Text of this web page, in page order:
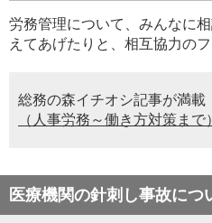
労務管理について、みんなに
えてあげたりと、相互協力の
総務の森イチオシ記事が満載
（人事労務～働き方対策まで）
医療機関の針刺し事故につ